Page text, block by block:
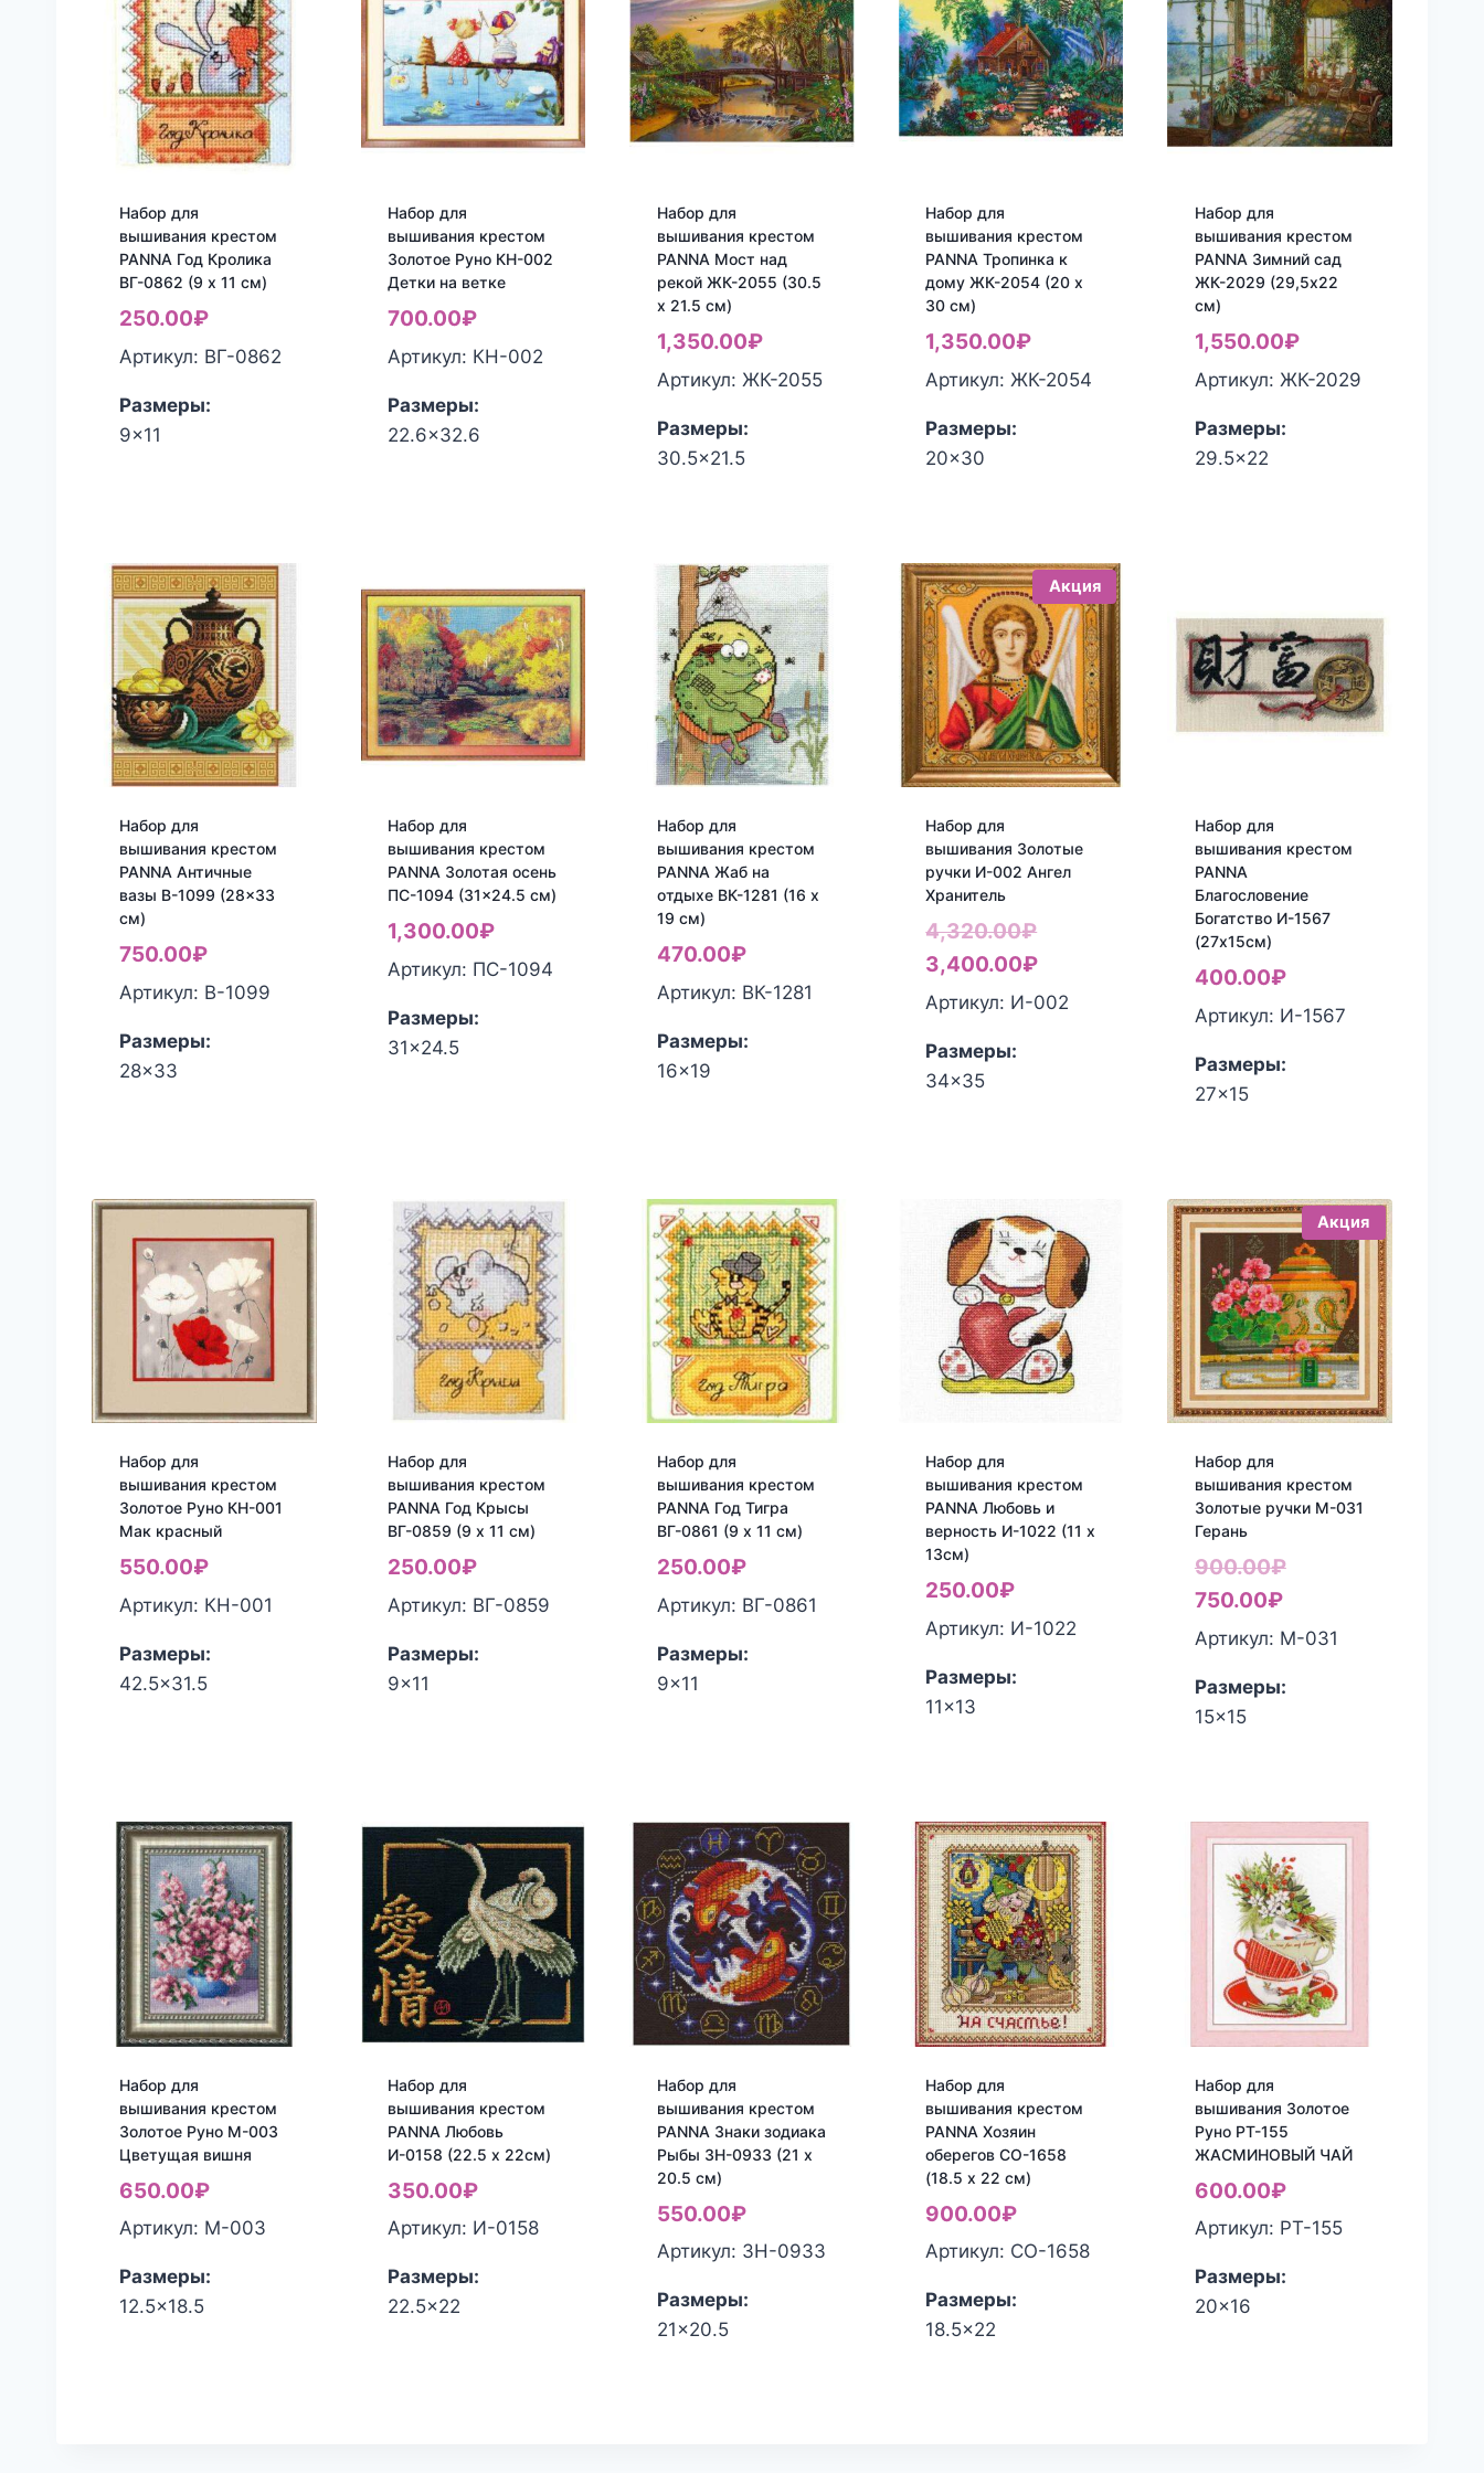
Набор для
вышивания крестом
PANNA Год Кролика
ВГ-0862 (9 x 11 см)
250.00₽
Артикул: ВГ-0862
Размеры:
9x11
Набор для
вышивания крестом
Золотое Руно КН-002
Детки на ветке
700.00₽
Артикул: КН-002
Размеры:
22.6x32.6
Набор для
вышивания крестом
PANNA Мост над
рекой ЖК-2055 (30.5
x 21.5 см)
1,350.00₽
Артикул: ЖК-2055
Размеры:
30.5x21.5
Набор для
вышивания крестом
PANNA Тропинка к
дому ЖК-2054 (20 x
30 см)
1,350.00₽
Артикул: ЖК-2054
Размеры:
20x30
Набор для
вышивания крестом
PANNA Зимний сад
ЖК-2029 (29,5х22
см)
1,550.00₽
Артикул: ЖК-2029
Размеры:
29.5x22
Набор для
вышивания крестом
PANNA Античные
вазы В-1099 (28×33
см)
750.00₽
Артикул: В-1099
Размеры:
28x33
Набор для
вышивания крестом
PANNA Золотая осень
ПС-1094 (31×24.5 см)
1,300.00₽
Артикул: ПС-1094
Размеры:
31x24.5
Набор для
вышивания крестом
PANNA Жаб на
отдыхе ВК-1281 (16 x
19 см)
470.00₽
Артикул: ВК-1281
Размеры:
16x19
Акция
Набор для
вышивания Золотые
ручки И-002 Ангел
Хранитель
4,320.00₽Первоначальная
цена
составляла
3,400.00₽Текущая
цена:
Артикул: И-002
Размеры:
34x35
Набор для
вышивания крестом
PANNA
Благословение
Богатство И-1567
(27х15см)
400.00₽
Артикул: И-1567
Размеры:
27x15
Набор для
вышивания крестом
Золотое Руно КН-001
Мак красный
550.00₽
Артикул: КН-001
Размеры:
42.5x31.5
Набор для
вышивания крестом
PANNA Год Крысы
ВГ-0859 (9 x 11 см)
250.00₽
Артикул: ВГ-0859
Размеры:
9x11
Набор для
вышивания крестом
PANNA Год Тигра
ВГ-0861 (9 x 11 см)
250.00₽
Артикул: ВГ-0861
Размеры:
9x11
Набор для
вышивания крестом
PANNA Любовь и
верность И-1022 (11 х
13см)
250.00₽
Артикул: И-1022
Размеры:
11x13
Акция
Набор для
вышивания крестом
Золотые ручки M-031
Герань
900.00₽Первоначальная
составляла
750.00₽Текущая
цена:
Артикул: M-031
Размеры:
15x15
Набор для
вышивания крестом
Золотое Руно М-003
Цветущая вишня
650.00₽
Артикул: M-003
Размеры:
12.5x18.5
Набор для
вышивания крестом
PANNA Любовь
И-0158 (22.5 х 22см)
350.00₽
Артикул: И-0158
Размеры:
22.5x22
Набор для
вышивания крестом
PANNA Знаки зодиака
Рыбы ЗН-0933 (21 x
20.5 см)
550.00₽
Артикул: ЗН-0933
Размеры:
21x20.5
Набор для
вышивания крестом
PANNA Хозяин
оберегов СО-1658
(18.5 x 22 см)
900.00₽
Артикул: СО-1658
Размеры:
18.5x22
Набор для
вышивания Золотое
Руно РТ-155
ЖАСМИНОВЫЙ ЧАЙ
600.00₽
Артикул: РТ-155
Размеры:
20x16